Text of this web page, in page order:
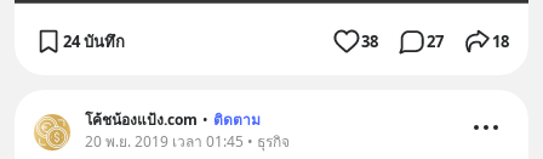
24 บันทึก 38 27 18
โค้ชน้องแป้ง.com • ติดตาม
20 พ.ย. 2019 เวลา 01:45 • ธุรกิจ